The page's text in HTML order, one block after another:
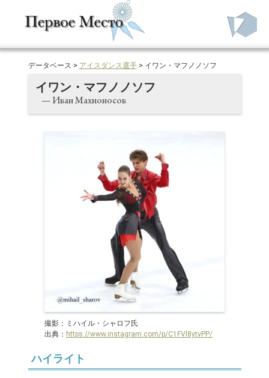
データベース > アイスダンス選手> イワン・マフノノソフ
イワン・マフノノソフ
— Иван Махноносов
撮影：ミハイル・シャロフ氏
出典： https://www.instagram.com/p/C1FVl8ytvPP/
ハイライト